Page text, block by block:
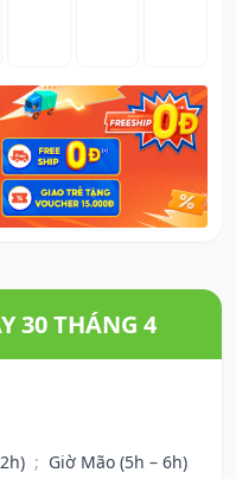
30 THÁNG 4
; Giờ Mão (5h – 6h)